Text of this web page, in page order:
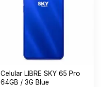
Celular LIBRE SKY 65 Pro
64GB / 3G Blue